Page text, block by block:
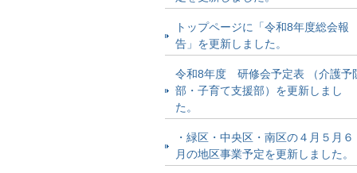
トップページに「令和8年度総会報
告」を更新しました。
令和8年度 研修会予定表 （介護予
部・子育て支援部）を更新しまし
た。
・緑区・中央区・南区の４月５月６
月の地区事業予定を更新しました。